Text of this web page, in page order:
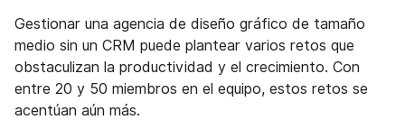
Gestionar una agencia de diseño gráfico de tamaño
medio sin un CRM puede plantear varios retos que
obstaculizan la productividad y el crecimiento. Con
entre 20 y 50 miembros en el equipo, estos retos se
acentúan aún más.